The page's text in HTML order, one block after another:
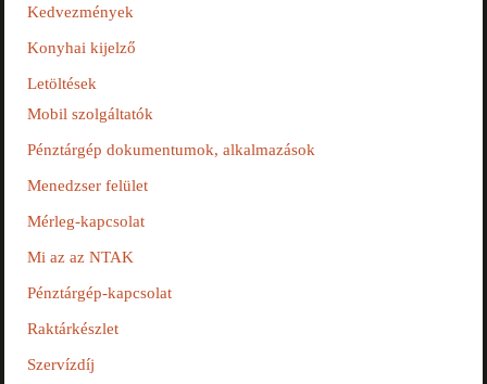
Kedvezmények
Konyhai kijelző
Letöltések
Mobil szolgáltatók
Pénztárgép dokumentumok, alkalmazások
Menedzser felület
Mérleg-kapcsolat
Mi az az NTAK
Pénztárgép-kapcsolat
Raktárkészlet
Szervízdíj